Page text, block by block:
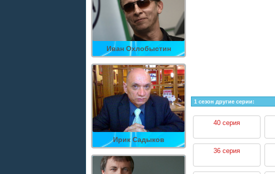
Иван Охлобыстин
Ирик Садыков
1 сезон другие серии:
40 серия
36 серия